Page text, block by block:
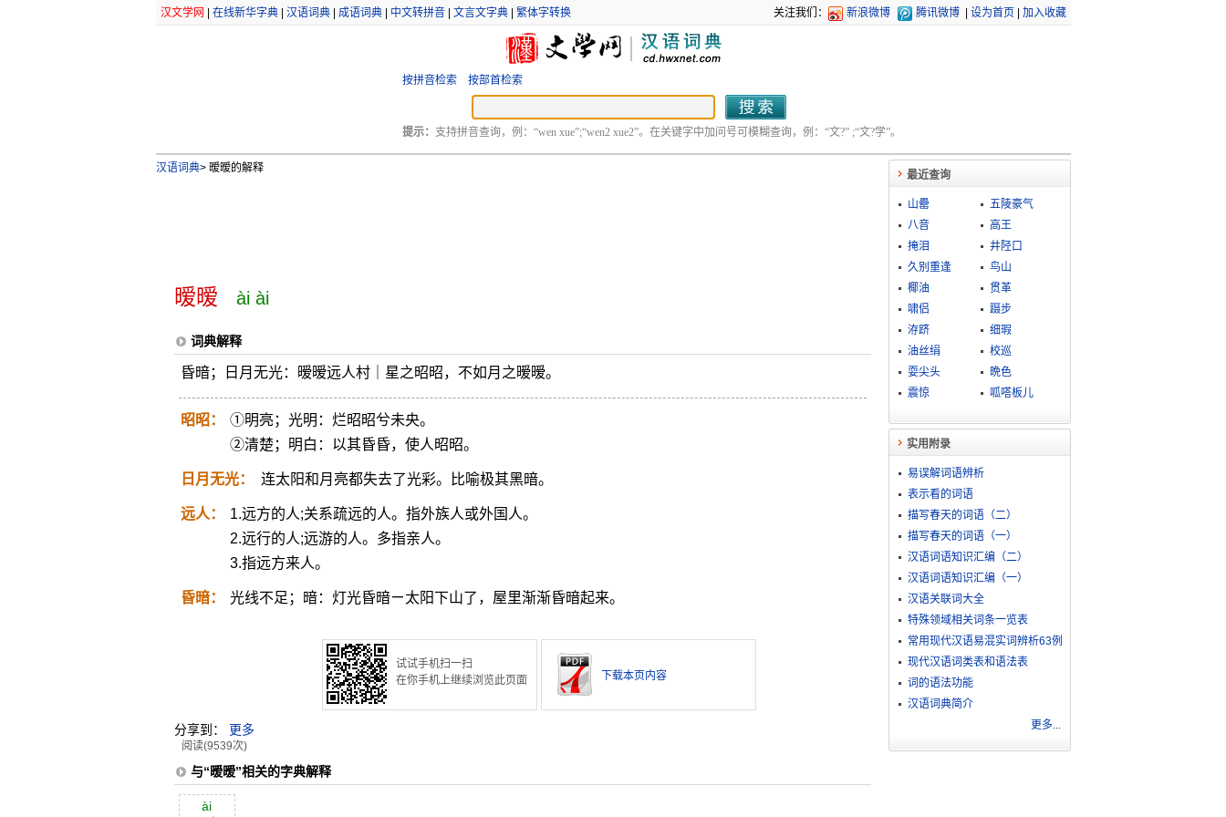
汉文学网 在线新华字典| 汉语词典| 成语词典| 中文转拼音| 文言文字典| 繁体字转换 关注我们： 新浪微博 腾讯微博 设为首页 加入收藏
按拼音检索 按部首检索
提示： 支持拼音查询，例：“wen xue”;“wen2 xue2”。在关键字中加问号可模糊查询，例：“文?” ;“文?学”。
汉语词典>暧暧的解释
暧暧 ài ài
词典解释
昏暗；日月无光：暧暧远人村｜星之昭昭，不如月之暧暧。
昭昭：
①明亮；光明：烂昭昭兮未央。
②清楚；明白：以其昏昏，使人昭昭。
日月无光： 连太阳和月亮都失去了光彩。比喻极其黑暗。
远人：
1.远方的人;关系疏远的人。指外族人或外国人。
2.远行的人;远游的人。多指亲人。
3.指远方来人。
昏暗： 光线不足；暗：灯光昏暗ㄧ太阳下山了，屋里渐渐昏暗起来。
试试手机扫一扫
在你手机上继续浏览此页面
下载本页内容
分享到： 更多
阅读(9539次)
与“暧暧”相关的字典解释
ài
最近查询
山罍
五陵豪气
八音
高王
掩泪
井陉口
久别重逢
鸟山
椰油
贯革
啸侣
蹑步
洊跻
细瑕
油丝绢
校巡
耍尖头
晩色
震惊
呱嗒板儿
实用附录
易误解词语辨析
表示看的词语
描写春天的词语（二）
描写春天的词语（一）
汉语词语知识汇编（二）
汉语词语知识汇编（一）
汉语关联词大全
特殊领域相关词条一览表
常用现代汉语易混实词辨析63例
现代汉语词类表和语法表
词的语法功能
汉语词典简介
更多...